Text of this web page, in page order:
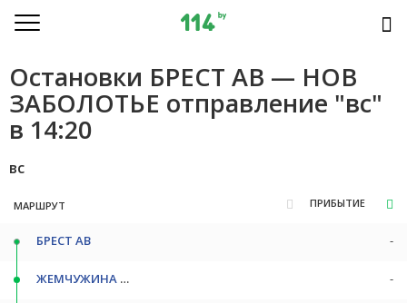
Остановки БРЕСТ АВ — НОВ
ЗАБОЛОТЬЕ отправление "вс"
в 14:20
вс
МАРШРУТ ПРИБЫТИЕ
БРЕСТ АВ -
ЖЕМЧУЖИНА ПОВ -